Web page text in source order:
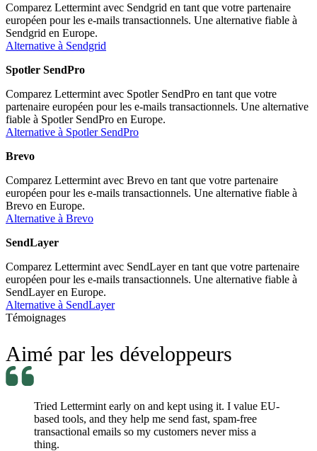
Comparez Lettermint avec Sendgrid en tant que votre partenaire
européen pour les e-mails transactionnels. Une alternative fiable à
Sendgrid en Europe.
Alternative à Sendgrid
Spotler SendPro
Comparez Lettermint avec Spotler SendPro en tant que votre
partenaire européen pour les e-mails transactionnels. Une alternative
fiable à Spotler SendPro en Europe.
Alternative à Spotler SendPro
Brevo
Comparez Lettermint avec Brevo en tant que votre partenaire
européen pour les e-mails transactionnels. Une alternative fiable à
Brevo en Europe.
Alternative à Brevo
SendLayer
Comparez Lettermint avec SendLayer en tant que votre partenaire
européen pour les e-mails transactionnels. Une alternative fiable à
SendLayer en Europe.
Alternative à SendLayer
Témoignages
Aimé par les développeurs
Tried Lettermint early on and kept using it. I value EU-
based tools, and they help me send fast, spam-free
transactional emails so my customers never miss a
thing.